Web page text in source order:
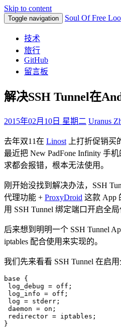
Skip to content
Toggle navigation Soul Of Free
技术
旅行
GitHub
留言板
解决SSH Tunnel在
2015年02月10日 星期二 Uranus
去年双11在 Linost 上打折促销买
最近把 New PadFone Infinity 手
求都会报错，根本无法使用。
刚开始没找到解决办法，SSH
代理功能 + ProxyDroid 这款 App
用 SSH Tunnel 绑定端口开启全
后来想到明明一个 SSH Tunnel
iptables 配合使用来实现的。
我们先来看看 SSH Tunnel 在启
base {
log_debug = off;
log_info = off;
log = stderr;
daemon = on;
redirector = iptables;
}